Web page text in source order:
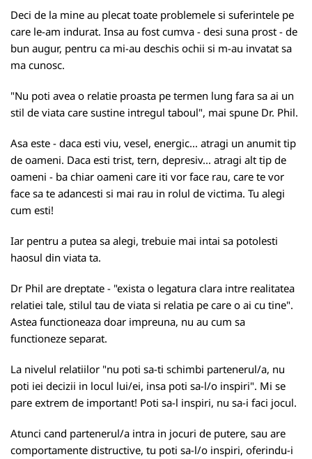
Deci de la mine au plecat toate problemele si suferintele pe
care le-am indurat. Insa au fost cumva - desi suna prost - de
bun augur, pentru ca mi-au deschis ochii si m-au invatat sa
ma cunosc.
"Nu poti avea o relatie proasta pe termen lung fara sa ai un
stil de viata care sustine intregul taboul", mai spune Dr. Phil.
Asa este - daca esti viu, vesel, energic... atragi un anumit tip
de oameni. Daca esti trist, tern, depresiv... atragi alt tip de
oameni - ba chiar oameni care iti vor face rau, care te vor
face sa te adancesti si mai rau in rolul de victima. Tu alegi
cum esti!
Iar pentru a putea sa alegi, trebuie mai intai sa potolesti
haosul din viata ta.
Dr Phil are dreptate - "exista o legatura clara intre realitatea
relatiei tale, stilul tau de viata si relatia pe care o ai cu tine".
Astea functioneaza doar impreuna, nu au cum sa
functioneze separat.
La nivelul relatiilor "nu poti sa-ti schimbi partenerul/a, nu
poti iei decizii in locul lui/ei, insa poti sa-l/o inspiri". Mi se
pare extrem de important! Poti sa-l inspiri, nu sa-i faci jocul.
Atunci cand partenerul/a intra in jocuri de putere, sau are
comportamente distructive, tu poti sa-l/o inspiri, oferindu-i